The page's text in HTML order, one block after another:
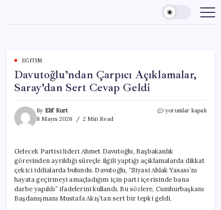
content
EĞITIM
Davutoğlu’ndan Çarpıcı Açıklamalar,
Saray’dan Sert Cevap Geldi
By Elif Kurt
8 Mayıs 2026
2 Min Read
Davutoğlu’ndan
Cevap
Geldi
için
yorumlar kapalı
Gelecek Partisi lideri Ahmet Davutoğlu, Başbakanlık
görevinden ayrıldığı süreçle ilgili yaptığı açıklamalarda dikkat
çekici iddialarda bulundu. Davutoğlu, “Siyasi Ahlak Yasası’nı
hayata geçirmeyi amaçladığım için parti içerisinde bana
darbe yapıldı” ifadelerini kullandı. Bu sözlere, Cumhurbaşkanı
Başdanışmanı Mustafa Akış’tan sert bir tepki geldi.